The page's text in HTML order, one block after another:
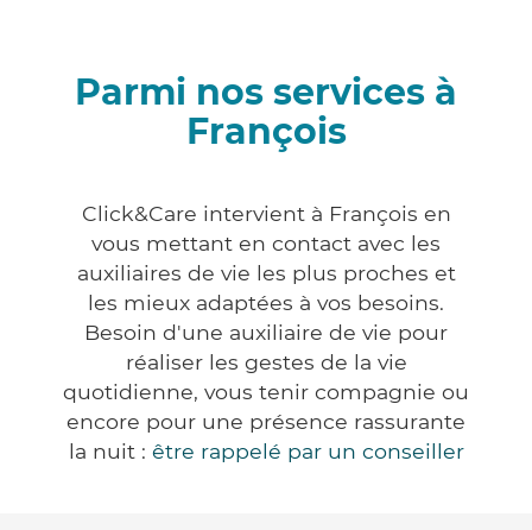
Parmi nos services à
François
Click&Care intervient à François en
vous mettant en contact avec les
auxiliaires de vie les plus proches et
les mieux adaptées à vos besoins.
Besoin d'une auxiliaire de vie pour
réaliser les gestes de la vie
quotidienne, vous tenir compagnie ou
encore pour une présence rassurante
la nuit : être rappelé par un conseiller